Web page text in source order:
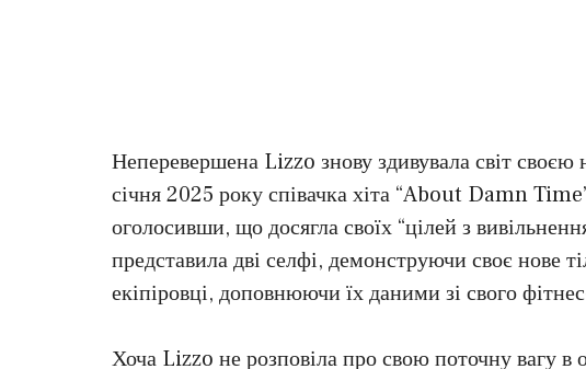
Неперевершена Lizzo знову здивувала світ
січня 2025 року співачка хіта “About Damn
оголосивши, що досягла своїх “цілей з
представила дві селфі, демонструючи своє нове
екіпіровці, доповнюючи їх даними зі свого
Хоча Lizzo не розповіла про свою поточну вагу в